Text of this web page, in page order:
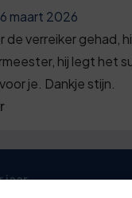
maart 2026
de verreiker gehad,
hij legt het
je. Dankje stijn.
jaar